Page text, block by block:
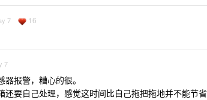
7 16
7
报警，糟心的很。
还要自己处理，感觉这时间比自己拖把拖地并不能